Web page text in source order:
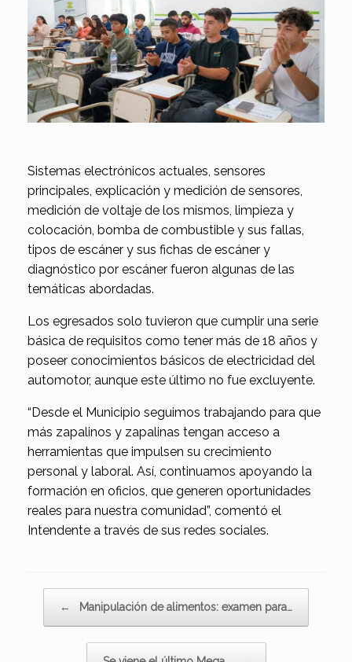
Sistemas electrónicos actuales, sensores
principales, explicación y medición de sensores,
medición de voltaje de los mismos, limpieza y
colocación, bomba de combustible y sus fallas,
tipos de escáner y sus fichas de escáner y
diagnóstico por escáner fueron algunas de las
temáticas abordadas.
Los egresados solo tuvieron que cumplir una serie
básica de requisitos como tener más de 18 años y
poseer conocimientos básicos de electricidad del
automotor, aunque este último no fue excluyente.
“Desde el Municipio seguimos trabajando para que
más zapalinos y zapalinas tengan acceso a
herramientas que impulsen su crecimiento
personal y laboral. Así, continuamos apoyando la
formación en oficios, que generen oportunidades
reales para nuestra comunidad”, comentó el
Intendente a través de sus redes sociales.
← Manipulación de alimentos: examen para…